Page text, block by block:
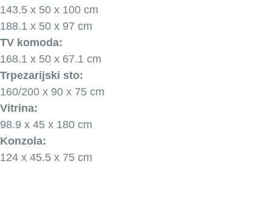
143.5 x 50 x 100 cm
188.1 x 50 x 97 cm
TV komoda:
168.1 x 50 x 67.1 cm
Trpezarijski sto:
160/200 x 90 x 75 cm
Vitrina:
98.9 x 45 x 180 cm
Konzola:
124 x 45.5 x 75 cm